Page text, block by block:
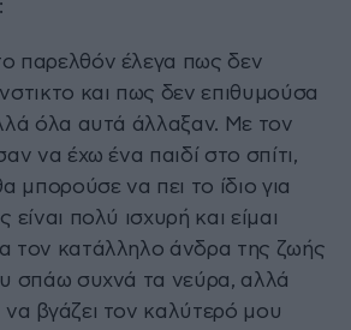
παρελθόν έλεγα πως δεν
και πως δεν επιθυμούσα
όλα αυτά άλλαξαν. Με τον
να έχω ένα παιδί στο σπίτι,
μπορούσε να πει το ίδιο για
πολύ ισχυρή και είμαι
τον κατάλληλο άνδρα της ζωής
σπάω συχνά τα νεύρα, αλλά
βγάζει τον καλύτερό μου